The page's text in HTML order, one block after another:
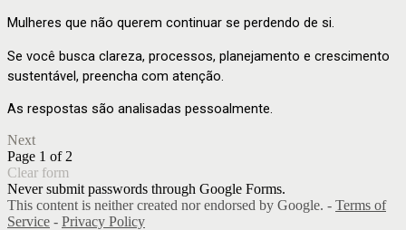
Mulheres que não querem continuar se perdendo de si.
Se você busca clareza, processos, planejamento e crescimento
sustentável, preencha com atenção.
As respostas são analisadas pessoalmente.
Next
Page 1 of 2
Clear form
Never submit passwords through Google Forms.
This content is neither created nor endorsed by Google. - Terms of
Service - Privacy Policy